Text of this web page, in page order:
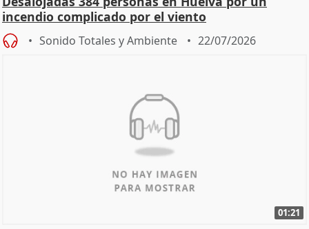
incendio complicado por el viento
Sonido Totales y Ambiente 22/07/2026
01:21